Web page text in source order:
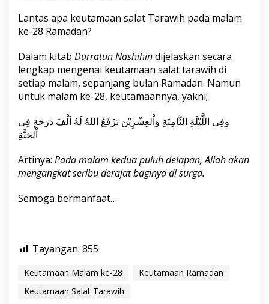
Lantas apa keutamaan salat Tarawih pada malam
ke-28 Ramadan?
Dalam kitab Durratun Nashihindijelaskan secara
lengkap mengenai keutamaan salat tarawih di
setiap malam, sepanjang bulan Ramadan. Namun
untuk malam ke-28, keutamaannya, yakni;
وَفِى اللَّيْلَةِ الثَّامِنَةِ وَاْلعِشْرِيْنَ يَرْفَعُ اللهُ لَهُ اَلْفَ دَرَجَةٍ فِى
اْلجَنَّةِ
Artinya: Pada malam kedua puluh delapan, Allah akan
mengangkat seribu derajat baginya di surga.
Semoga bermanfaat…
Tayangan: 855
Keutamaan Malam ke-28
Keutamaan Ramadan
Keutamaan Salat Tarawih